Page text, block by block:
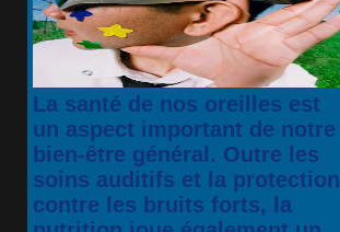
La santé de nos oreilles est
un aspect important de notre
bien-être général. Outre les
soins auditifs et la protection
contre les bruits forts, la